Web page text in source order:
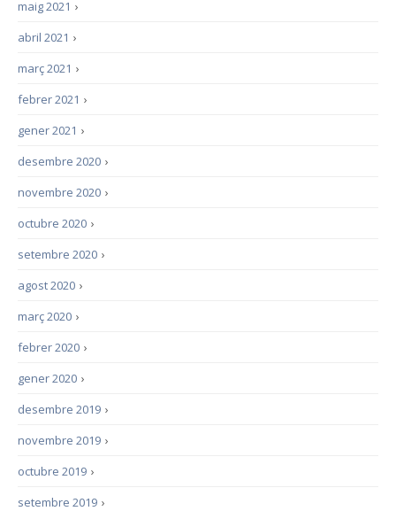
›
maig 2021
›
abril 2021
›
març 2021
›
febrer 2021
›
gener 2021
›
desembre 2020
›
novembre 2020
›
octubre 2020
›
setembre 2020
›
agost 2020
›
març 2020
›
febrer 2020
›
gener 2020
›
desembre 2019
›
novembre 2019
›
octubre 2019
›
setembre 2019